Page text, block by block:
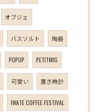
オブジェ
バスソルト 陶器
POPUP PETITMIG
可愛い 置き時計
IWATE COFFEE FESTIVAL